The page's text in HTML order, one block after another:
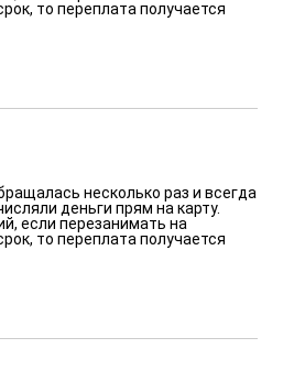
то переплата получается
несколько раз и всегда
деньги прям на карту.
если перезанимать на
то переплата получается